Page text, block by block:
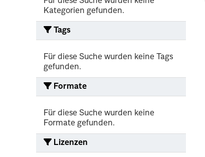
Kategorien gefunden.
Tags
Für diese Suche wurden keine Tags
gefunden.
Formate
Für diese Suche wurden keine
Formate gefunden.
Lizenzen